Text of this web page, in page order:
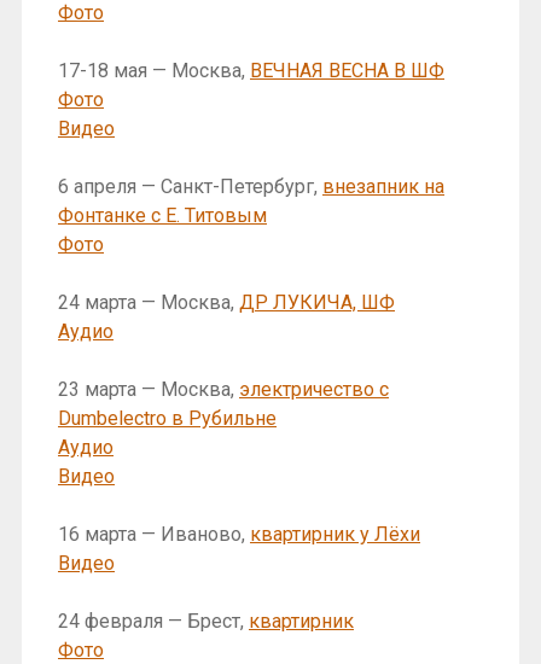
Фото
17-18 мая — Москва, ВЕЧНАЯ ВЕСНА В ШФ
Фото
Видео
6 апреля — Санкт-Петербург, внезапник на
Фонтанке с Е. Титовым
Фото
24 марта — Москва, ДР ЛУКИЧА, ШФ
Аудио
23 марта — Москва, электричество с
Dumbelectro в Рубильне
Аудио
Видео
16 марта — Иваново, квартирник у Лёхи
Видео
24 февраля — Брест, квартирник
Фото